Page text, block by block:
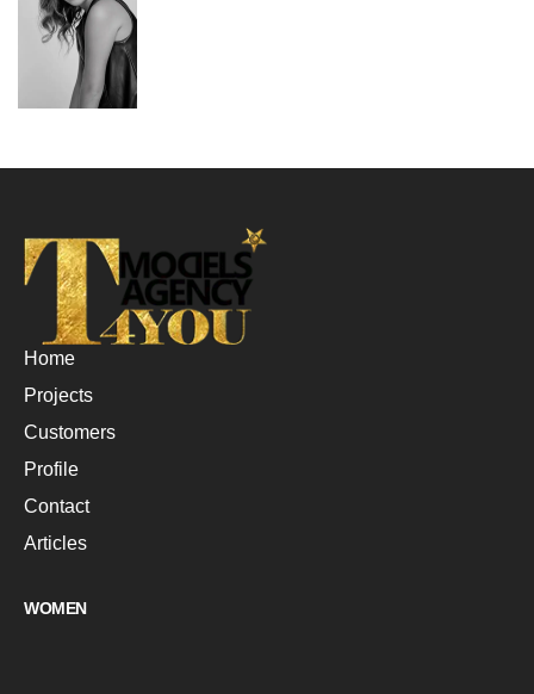
Home
Projects
Customers
Profile
Contact
Articles
WOMEN